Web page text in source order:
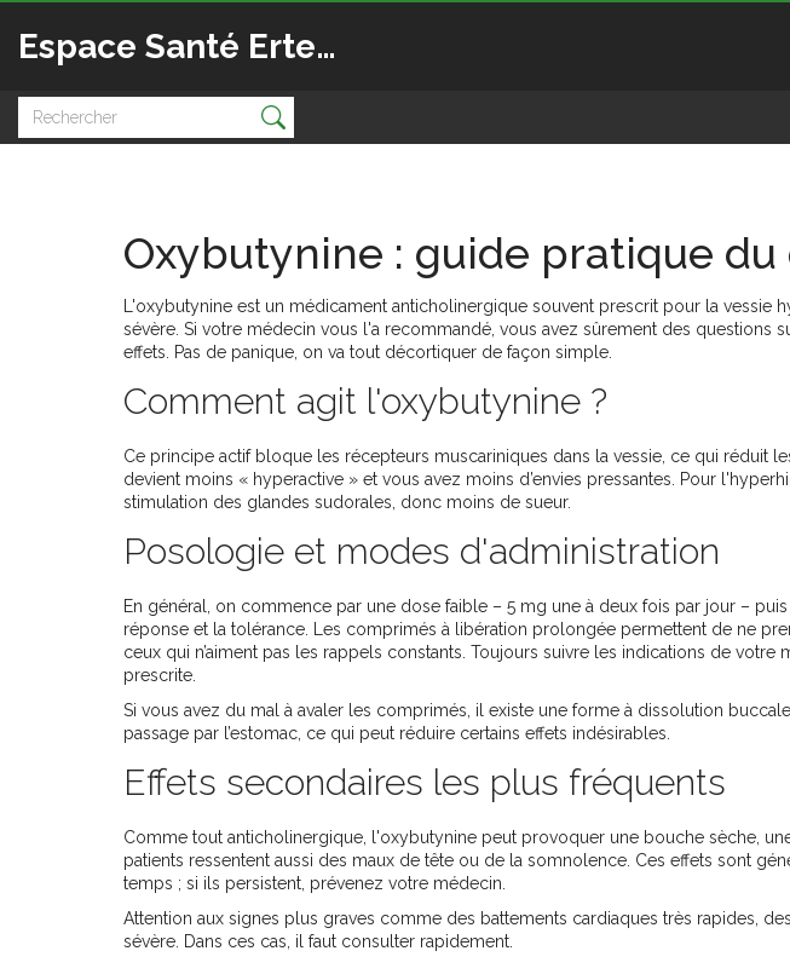
Espace Santé Ertedis
Oxybutynine : guide pratique du
L'oxybutynine est un médicament anticholinergique souvent prescrit pour la vessie
sévère. Si votre médecin vous l'a recommandé, vous avez sûrement des questions
effets. Pas de panique, on va tout décortiquer de façon simple.
Comment agit l'oxybutynine ?
Ce principe actif bloque les récepteurs muscariniques dans la vessie, ce qui réduit
devient moins « hyperactive » et vous avez moins d’envies pressantes. Pour
stimulation des glandes sudorales, donc moins de sueur.
Posologie et modes d'administration
En général, on commence par une dose faible – 5 mg une à deux fois par jour –
réponse et la tolérance. Les comprimés à libération prolongée permettent de ne
ceux qui n’aiment pas les rappels constants. Toujours suivre les indications de votre
prescrite.
Si vous avez du mal à avaler les comprimés, il existe une forme à dissolution
passage par l’estomac, ce qui peut réduire certains effets indésirables.
Effets secondaires les plus fréquents
Comme tout anticholinergique, l'oxybutynine peut provoquer une bouche sèche,
patients ressentent aussi des maux de tête ou de la somnolence. Ces effets sont
temps ; si ils persistent, prévenez votre médecin.
Attention aux signes plus graves comme des battements cardiaques très rapides,
sévère. Dans ces cas, il faut consulter rapidement.